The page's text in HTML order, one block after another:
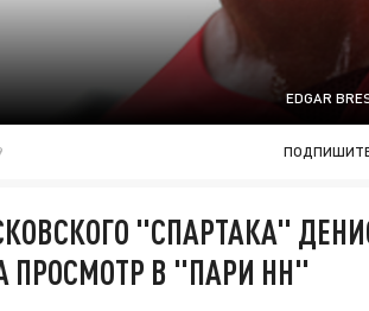
EDGAR
"СПАРТАКА"
ПРОСМОТР В "ПАРИ НН"